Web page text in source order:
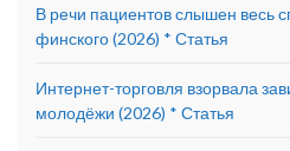
В речи пациентов слышен весь
финского (2026) * Статья
Интернет-торговля взорвала
молодёжи (2026) * Статья